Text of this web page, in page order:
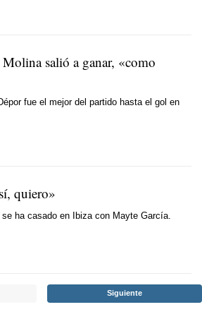
salió a ganar, «como
fue el mejor del partido hasta el gol en
quiero»
se ha casado en Ibiza con Mayte García.
Siguiente